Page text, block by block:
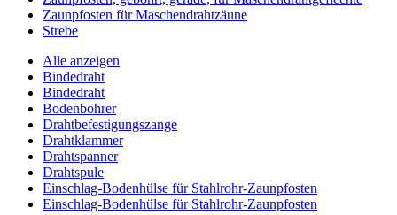
Zaunpfosten für Maschendrahtzäune
Strebe
Alle anzeigen
Bindedraht
Bindedraht
Bodenbohrer
Drahtbefestigungszange
Drahtklammer
Drahtspanner
Drahtspule
Einschlag-Bodenhülse für Stahlrohr-Zaunpfosten
Einschlag-Bodenhülse für Stahlrohr-Zaunpfosten